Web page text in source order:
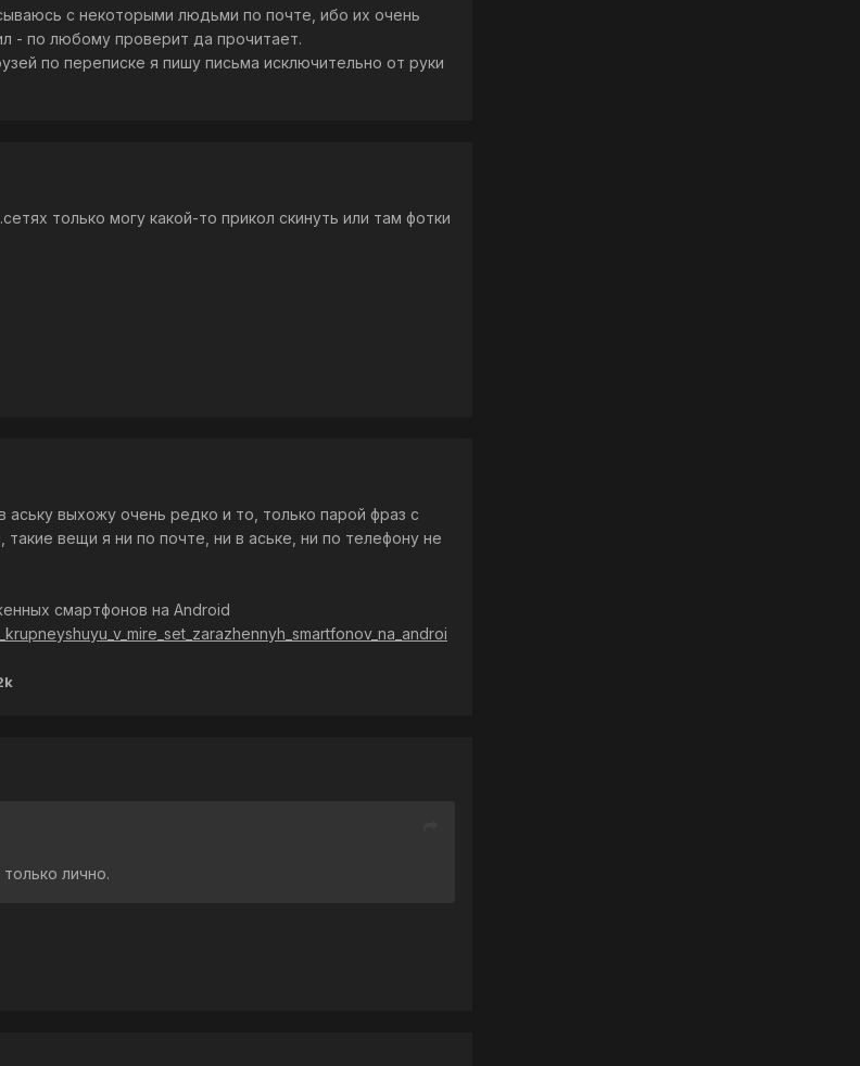
с некоторыми людьми по почте, ибо их очень
- по любому проверит да прочитает.
по переписке я пишу письма исключительно от руки
только могу какой-то прикол скинуть или там фотки
выхожу очень редко и то, только парой фраз с
вещи я ни по почте, ни в аське, ни по телефону не
смартфонов на Android
лично.